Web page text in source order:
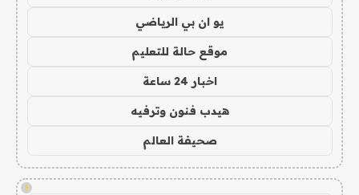
يو ان بي الرياضي
موقع حالة للتعليم
اخبار 24 ساعة
هيدب فنون وترفيه
صحيفة العالم
!